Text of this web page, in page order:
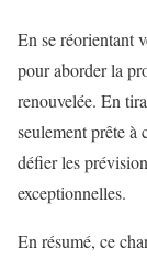
En se réorientant
pour aborder la
renouvelée. En
seulement prête à
défier les
exceptionnelles.
En résumé, ce